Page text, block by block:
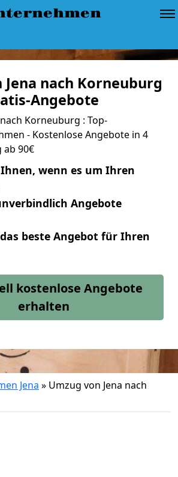
Jena nach Korneuburg
Angebote
Korneuburg : Top-
- Kostenlose Angebote in 4
ab 90€
wenn es um Ihren
Angebote
beste Angebot für Ihren
kostenlose Angebote
erhalten
Jena » Umzug von Jena nach